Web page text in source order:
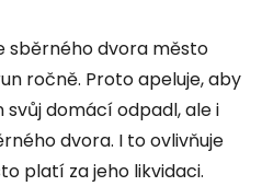
sběrného dvora město
ročně. Proto apeluje, aby
domácí odpadl, ale i
dvora. I to ovlivňuje
platí za jeho likvidaci.